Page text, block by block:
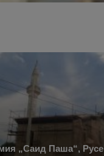
„Саид Паша“, Русе